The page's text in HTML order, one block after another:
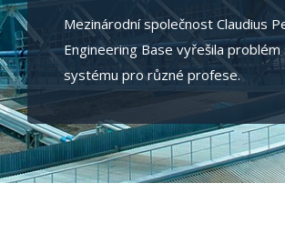
Mezinárodní společnost Claudius
Engineering Base vyřešila
systému pro různé profese.